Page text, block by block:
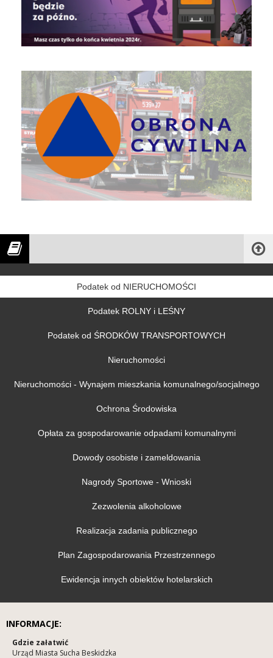
Obrona Cywilna
Podatek od NIERUCHOMOŚCI
Podatek ROLNY i LEŚNY
Podatek od ŚRODKÓW TRANSPORTOWYCH
Nieruchomości
Nieruchomości - Wynajem mieszkania komunalnego/socjalnego
Ochrona Środowiska
Opłata za gospodarowanie odpadami komunalnymi
Dowody osobiste i zameldowania
Nagrody Sportowe - Wnioski
Zezwolenia alkoholowe
Realizacja zadania publicznego
Plan Zagospodarowania Przestrzennego
Ewidencja innych obiektów hotelarskich
INFORMACJE:
Gdzie załatwić
Urząd Miasta Sucha Beskidzka